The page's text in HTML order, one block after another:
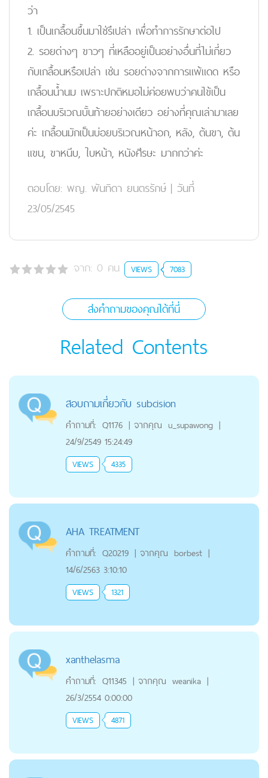
ว่า
1. เป็นเกลื้อนขึ้นมาใช่รึเปล่า เพื่อทำการรักษาต่อไป
2. รอยด่างๆ ขาวๆ ที่เหลืออยู่เป็นอย่างอื่นที่ไม่เกี่ยว
กับเกลื้อนหรือเปล่า เช่น รอยด่างจากการแพ้แดด หรือ
เกลื้อนน้ำนม เพราะปกติหมอไม่ค่อยพบว่าคนไข้เป็น
เกลื้อนบริเวณบั้นท้ายอย่างเดียว อย่างที่คุณเล่ามาเลย
ค่ะ เกลื้อนมักเป็นบ่อยบริเวณหน้าอก, หลัง, ต้นขา, ต้น
แขน, ขาหนีบ, ใบหน้า, หนังศีรษะ มากกว่าค่ะ
ตอบโดย: พญ. พันทิดา ยนตรรักษ์ | วันที่
23/05/2545
จาก: 0 คน VIEWS 7083
ส่งคำถามของคุณได้ที่นี่
Related Contents
สอบถามเกี่ยวกับ subcision
คำถามที่: Q1176 | จากคุณ u_supawong |
24/9/2549 15:24:49
VIEWS 4335
AHA TREATMENT
คำถามที่: Q20219 | จากคุณ borbest |
14/6/2563 3:10:10
VIEWS 1321
xanthelasma
คำถามที่: Q11345 | จากคุณ weanika |
26/3/2554 0:00:00
VIEWS 4871